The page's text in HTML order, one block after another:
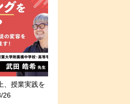
、授業実践を
26